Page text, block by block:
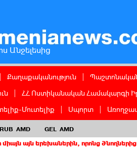
Անջելեսից
Քաղաքականություն
ՀՀ Ոստիկանական Համակարգի
Մուտելիք Սպորտ
RUB AMD GEL AMD
որոնց ծնողներից